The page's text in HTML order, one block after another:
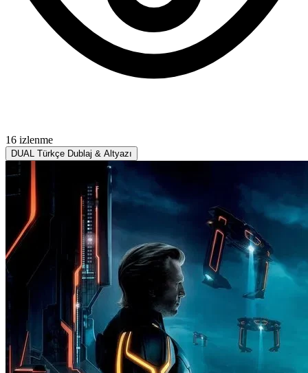
16 izlenme
DUAL Türkçe Dublaj & Altyazı